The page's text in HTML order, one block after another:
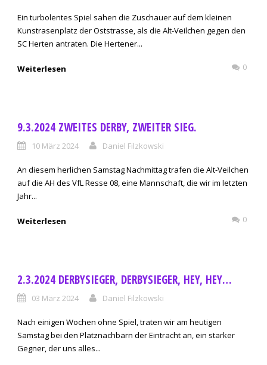
Ein turbolentes Spiel sahen die Zuschauer auf dem kleinen
Kunstrasenplatz der Oststrasse, als die Alt-Veilchen gegen den
SC Herten antraten. Die Hertener...
Weiterlesen 0
9.3.2024 ZWEITES DERBY, ZWEITER SIEG.
10 März 2024 Daniel Filzkowski
An diesem herlichen Samstag Nachmittag trafen die Alt-Veilchen
auf die AH des VfL Resse 08, eine Mannschaft, die wir im letzten
Jahr...
Weiterlesen 0
2.3.2024 DERBYSIEGER, DERBYSIEGER, HEY, HEY…
03 März 2024 Daniel Filzkowski
Nach einigen Wochen ohne Spiel, traten wir am heutigen
Samstag bei den Platznachbarn der Eintracht an, ein starker
Gegner, der uns alles...